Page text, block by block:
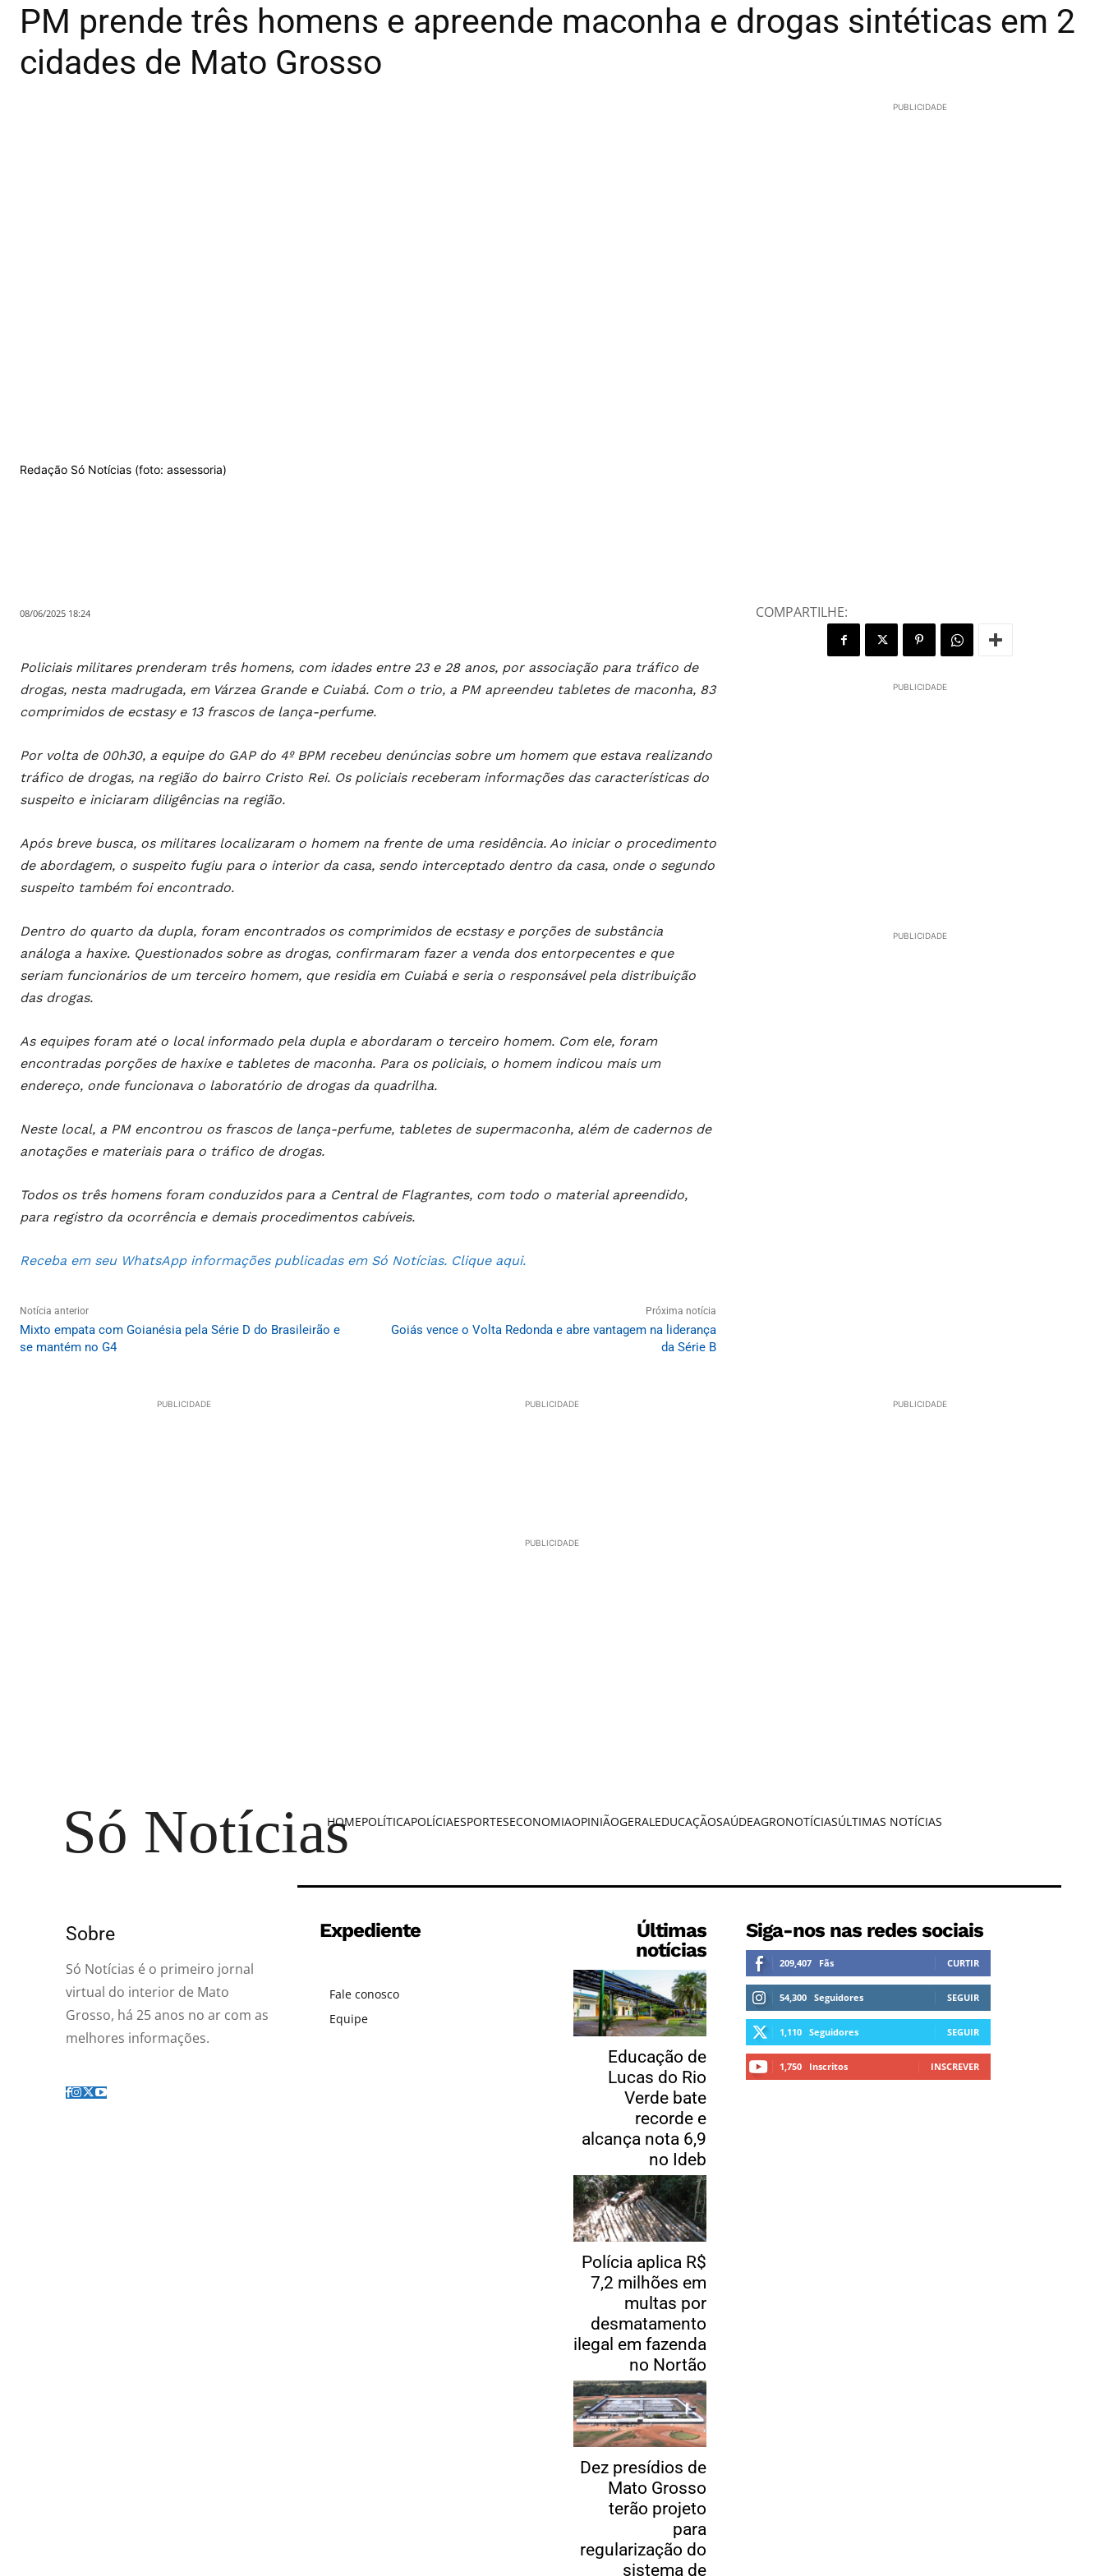
PM prende três homens e apreende maconha e drogas sintéticas em 2
cidades de Mato Grosso
PUBLICIDADE
Redação Só Notícias (foto: assessoria)
08/06/2025 18:24
Policiais militares prenderam três homens, com idades entre 23 e 28 anos, por associação para tráfico de
drogas, nesta madrugada, em Várzea Grande e Cuiabá. Com o trio, a PM apreendeu tabletes de maconha, 83
comprimidos de ecstasy e 13 frascos de lança-perfume.
Por volta de 00h30, a equipe do GAP do 4º BPM recebeu denúncias sobre um homem que estava realizando
tráfico de drogas, na região do bairro Cristo Rei. Os policiais receberam informações das características do
suspeito e iniciaram diligências na região.
Após breve busca, os militares localizaram o homem na frente de uma residência. Ao iniciar o procedimento
de abordagem, o suspeito fugiu para o interior da casa, sendo interceptado dentro da casa, onde o segundo
suspeito também foi encontrado.
Dentro do quarto da dupla, foram encontrados os comprimidos de ecstasy e porções de substância
análoga a haxixe. Questionados sobre as drogas, confirmaram fazer a venda dos entorpecentes e que
seriam funcionários de um terceiro homem, que residia em Cuiabá e seria o responsável pela distribuição
das drogas.
As equipes foram até o local informado pela dupla e abordaram o terceiro homem. Com ele, foram
encontradas porções de haxixe e tabletes de maconha. Para os policiais, o homem indicou mais um
endereço, onde funcionava o laboratório de drogas da quadrilha.
Neste local, a PM encontrou os frascos de lança-perfume, tabletes de supermaconha, além de cadernos de
anotações e materiais para o tráfico de drogas.
Todos os três homens foram conduzidos para a Central de Flagrantes, com todo o material apreendido,
para registro da ocorrência e demais procedimentos cabíveis.
Receba em seu WhatsApp informações publicadas em Só Notícias. Clique aqui.
Notícia anterior
Mixto empata com Goianésia pela Série D do Brasileirão e
se mantém no G4
Próxima notícia
Goiás vence o Volta Redonda e abre vantagem na liderança
da Série B
COMPARTILHE:
PUBLICIDADE
PUBLICIDADE
PUBLICIDADE PUBLICIDADE PUBLICIDADE
PUBLICIDADE
Só Notícias
HOMEPOLÍTICAPOLÍCIAESPORTESECONOMIAOPINIÃOGERALEDUCAÇÃOSAÚDEAGRONOTÍCIASÚLTIMAS NOTÍCIAS
Sobre
Só Notícias é o primeiro jornal
virtual do interior de Mato
Grosso, há 25 anos no ar com as
melhores informações.
Expediente
Fale conosco
Equipe
Últimas
notícias
Educação de
Lucas do Rio
Verde bate
recorde e
alcança nota 6,9
no Ideb
Polícia aplica R$
7,2 milhões em
multas por
desmatamento
ilegal em fazenda
no Nortão
Dez presídios de
Mato Grosso
terão projeto
para
regularização do
sistema de
Siga-nos nas redes sociais
209,407 Fãs CURTIR
54,300 Seguidores SEGUIR
1,110 Seguidores SEGUIR
1,750 Inscritos INSCREVER